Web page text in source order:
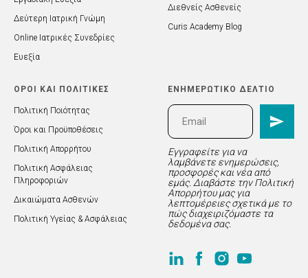
Δεύτερη Ιατρική Γνώμη
Online Ιατρικές Συνεδρίες
Ευεξία
Διεθνείς Ασθενείς
Curis Academy Blog
ΟΡΟΙ ΚΑΙ ΠΟΛΙΤΙΚΕΣ
Πολιτική Ποιότητας
Όροι και Προϋποθέσεις
Πολιτική Απορρήτου
Πολιτική Ασφάλειας
Πληροφοριών
Δικαιώματα Ασθενών
Πολιτική Υγείας & Ασφάλειας
ΕΝΗΜΕΡΩΤΙΚΟ ΔΕΛΤΙΟ
Εγγραφείτε για να
λαμβάνετε ενημερώσεις,
προσφορές και νέα από
εμάς. Διαβάστε την Πολιτική
Απορρήτου μας για
λεπτομέρειες σχετικά με το
πώς διαχειριζόμαστε τα
δεδομένα σας.